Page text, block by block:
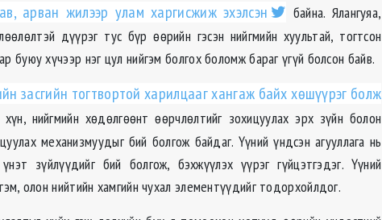
арван жилээр улам харгисжиж эхэлсэн
байна. Ялангуяа,
дүүрэг тус бүр өөрийн гэсэн нийгмийн хуультай, тогтсон
буюу хүчээр нэг цул нийгэм болгох боломж бараг үгүй болсон байв.
засгийн тогтвортой харилцааг хангаж байх хөшүүрэг болж
нийгмийн хөдөлгөөнт өөрчлөлтийг зохицуулах эрх зүйн болон
механизмуудыг бий болгож байдаг. Үүний үндсэн агууллага нь
зүйлүүдийг бий болгож, бэхжүүлэх үүрэг гүйцэтгэдэг. Үүний
олон нийтийн хамгийн чухал элементүүдийг тодорхойлдог.